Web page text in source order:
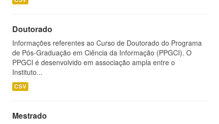
Doutorado
Informações referentes ao Curso de Doutorado do Programa
de Pós-Graduação em Ciência da Informação (PPGCI). O
PPGCI é desenvolvido em associação ampla entre o
Instituto...
CSV
Mestrado